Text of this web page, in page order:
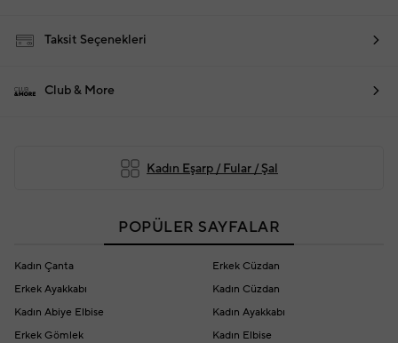
Taksit Seçenekleri
Club & More
Kadın Eşarp / Fular / Şal
POPÜLER SAYFALAR
Kadın Çanta
Erkek Cüzdan
Erkek Ayakkabı
Kadın Cüzdan
Kadın Abiye Elbise
Kadın Ayakkabı
Erkek Gömlek
Kadın Elbise